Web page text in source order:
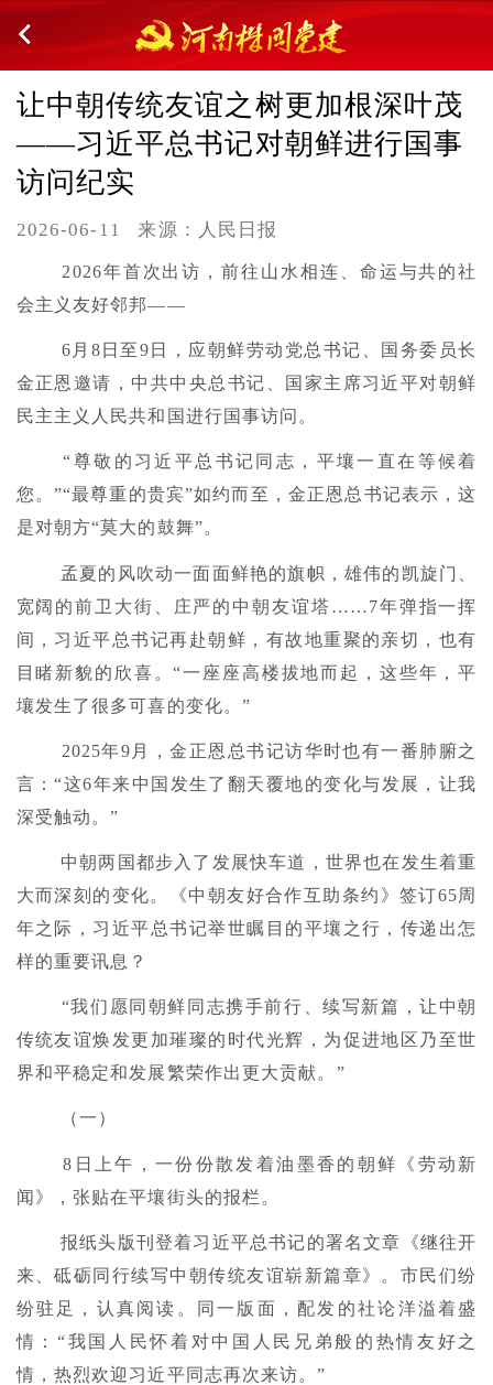
让中朝传统友谊之树更加根深叶茂
——习近平总书记对朝鲜进行国事
访问纪实
2026-06-11 来源：人民日报
2026年首次出访，前往山水相连、命运与共的社
会主义友好邻邦——
6月8日至9日，应朝鲜劳动党总书记、国务委员长
金正恩邀请，中共中央总书记、国家主席习近平对朝鲜
民主主义人民共和国进行国事访问。
“尊敬的习近平总书记同志，平壤一直在等候着
您。”“最尊重的贵宾”如约而至，金正恩总书记表示，这
是对朝方“莫大的鼓舞”。
孟夏的风吹动一面面鲜艳的旗帜，雄伟的凯旋门、
宽阔的前卫大街、庄严的中朝友谊塔……7年弹指一挥
间，习近平总书记再赴朝鲜，有故地重聚的亲切，也有
目睹新貌的欣喜。“一座座高楼拔地而起，这些年，平
壤发生了很多可喜的变化。”
2025年9月，金正恩总书记访华时也有一番肺腑之
言：“这6年来中国发生了翻天覆地的变化与发展，让我
深受触动。”
中朝两国都步入了发展快车道，世界也在发生着重
大而深刻的变化。《中朝友好合作互助条约》签订65周
年之际，习近平总书记举世瞩目的平壤之行，传递出怎
样的重要讯息？
“我们愿同朝鲜同志携手前行、续写新篇，让中朝
传统友谊焕发更加璀璨的时代光辉，为促进地区乃至世
界和平稳定和发展繁荣作出更大贡献。”
（一）
8日上午，一份份散发着油墨香的朝鲜《劳动新
闻》，张贴在平壤街头的报栏。
报纸头版刊登着习近平总书记的署名文章《继往开
来、砥砺同行续写中朝传统友谊崭新篇章》。市民们纷
纷驻足，认真阅读。同一版面，配发的社论洋溢着盛
情：“我国人民怀着对中国人民兄弟般的热情友好之
情，热烈欢迎习近平同志再次来访。”